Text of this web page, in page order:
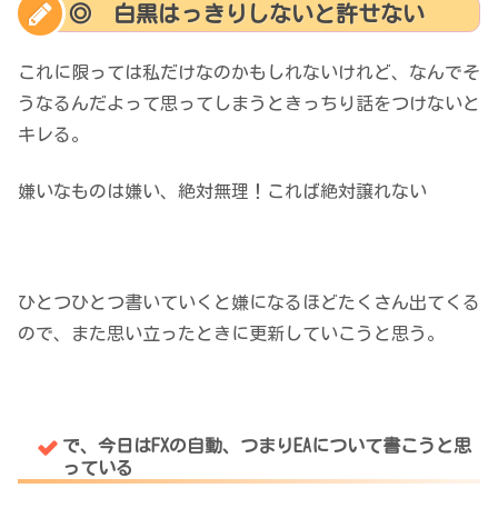
◎ 白黒はっきりしないと許せない
これに限っては私だけなのかもしれないけれど、なんでそ
うなるんだよって思ってしまうときっちり話をつけないと
キレる。
嫌いなものは嫌い、絶対無理！これば絶対譲れない
ひとつひとつ書いていくと嫌になるほどたくさん出てくる
ので、また思い立ったときに更新していこうと思う。
で、今日はFXの自動、つまりEAについて書こうと思
っている